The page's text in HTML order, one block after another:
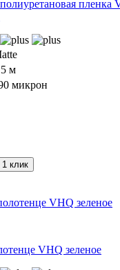
пленка
м
микрон
клик
VHQ зеленое